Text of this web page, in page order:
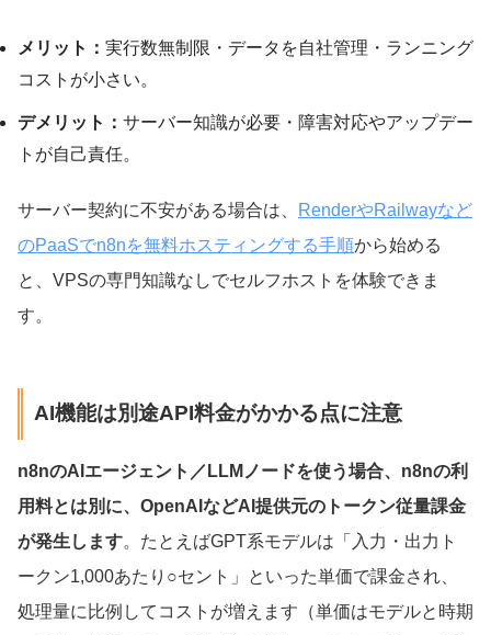
メリット： 実行数無制限・データを自社管理・ランニング
コストが小さい。
デメリット： サーバー知識が必要・障害対応やアップデー
トが自己責任。
サーバー契約に不安がある場合は、
RenderやRailwayなど
のPaaSでn8nを無料ホスティングする手順から始める
と、VPSの専門知識なしでセルフホストを体験できま
す。
AI機能は別途API料金がかかる点に注意
n8nのAIエージェント／LLMノードを使う場合、n8nの利
用料とは別に、OpenAIなどAI提供元のトークン従量課金
が発生します。たとえばGPT系モデルは「入力・出力ト
ークン1,000あたり○セント」といった単価で課金され、
処理量に比例してコストが増えます（単価はモデルと時期